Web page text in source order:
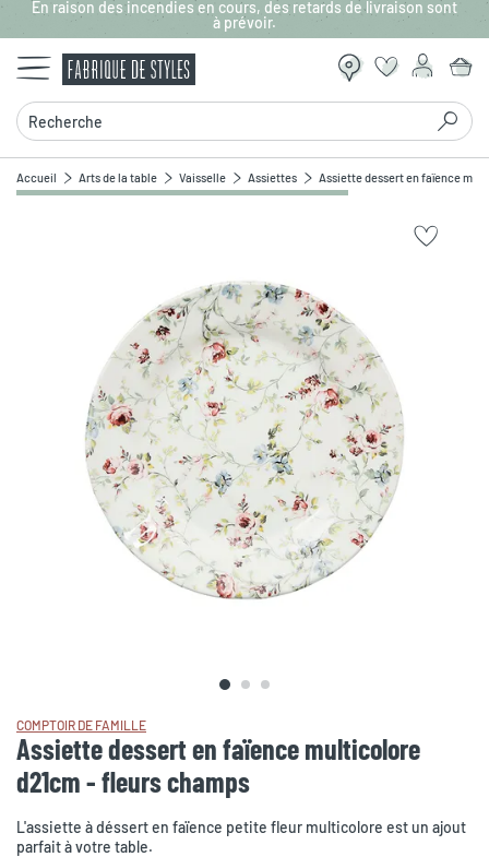
Aller au contenu principal
En raison des incendies en cours, des retards de livraison sont
à prévoir.
Recherche
Accueil Arts de la table Vaisselle Assiettes Assiette dessert en faïence
Zoomer sur l'image
COMPTOIR DE FAMILLE
Assiette dessert en faïence multicolore
d21cm - fleurs champs
L'assiette à déssert en faïence petite fleur multicolore est un ajout
parfait à votre table.